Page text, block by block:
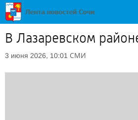
В Лазаревском
3 июня 2026, 10:01 СМИ